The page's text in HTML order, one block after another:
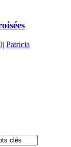
| Patricia